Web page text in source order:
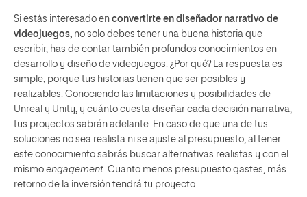
Si estás interesado en convertirte en diseñador narrativo de
videojuegos, no solo debes tener una buena historia que
escribir, has de contar también profundos conocimientos en
desarrollo y diseño de videojuegos. ¿Por qué? La respuesta es
simple, porque tus historias tienen que ser posibles y
realizables. Conociendo las limitaciones y posibilidades de
Unreal y Unity, y cuánto cuesta diseñar cada decisión narrativa,
tus proyectos sabrán adelante. En caso de que una de tus
soluciones no sea realista ni se ajuste al presupuesto, al tener
este conocimiento sabrás buscar alternativas realistas y con el
mismo engagement . Cuanto menos presupuesto gastes, más
retorno de la inversión tendrá tu proyecto.